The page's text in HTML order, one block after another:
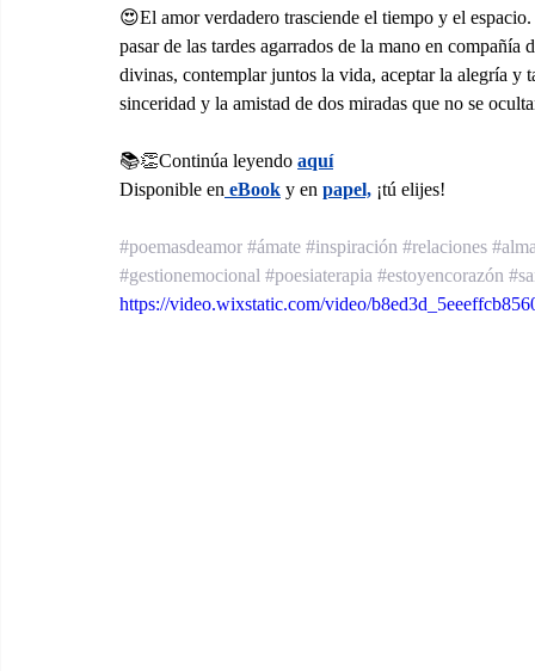
😍El amor verdadero trasciende el tiempo y el
pasar de las tardes agarrados de la mano en
divinas, contemplar juntos la vida, aceptar la alegría y
sinceridad y la amistad de dos miradas que no se
📚👏Continúa leyendo aquí
Disponible en eBook y en papel, ¡tú elijes!
#poemasdeamor #ámate #inspiración #relaciones
#gestionemocional #poesiaterapia #estoyencorazón
https://video.wixstatic.com/video/